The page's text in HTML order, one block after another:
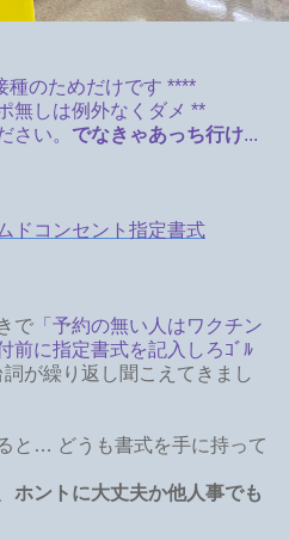
のためだけです ****
無しは例外なくダメ **
さい。 でなきゃあっち行け...
ドコンセント指定書式
で 「予約の無い人はワクチン
前に指定書式を記入しろｺﾞﾙ
が繰り返し聞こえてきまし
と… どうも書式を手に持って
ホントに大丈夫か他人事でも